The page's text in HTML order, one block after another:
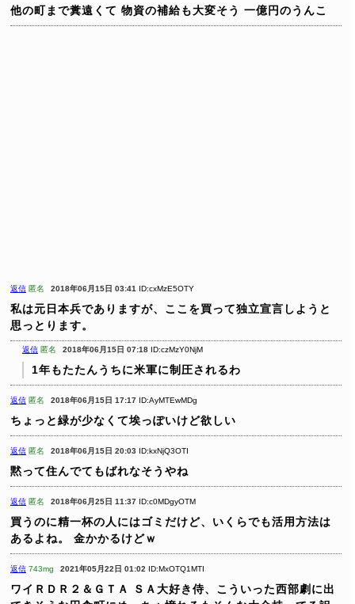
他の町まで糞遠くて 物資の補給も大変そう 一億円のうんこ
返信 匿名 2018年06月15日 03:41 ID:cxMzE5OTY
私は元日本兵でありますが、ここを買って独立宣言しようと
思っとります。
返信 匿名 2018年06月15日 07:18 ID:czMzY0NjM
1年もたたんうちに米軍に制圧されるわ
返信 匿名 2018年06月15日 17:17 ID:AyMTEwMDg
ちょっと緑が少なくて埃っぽいけど欲しい
返信 匿名 2018年06月15日 20:03 ID:kxNjQ3OTI
黙って住んでてもばれなそうやね
返信 匿名 2018年06月25日 11:37 ID:c0MDgyOTM
買うのに精一杯の人にはゴミだけど、いくらでも活用方法は
あるよね。
金かかるけどｗ
返信 743mg 2021年05月22日 01:02 ID:MxOTQ1MTI
ワイＲＤＲ２＆ＧＴＡ ＳＡ大好き侍、こういった西部劇に出